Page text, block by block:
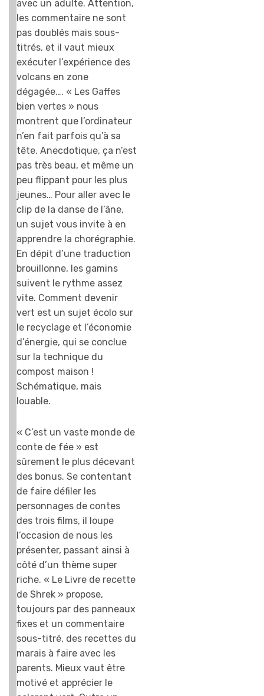
avec un adulte. Attention,
les commentaire ne sont
pas doublés mais sous-
titrés, et il vaut mieux
exécuter l’expérience des
volcans en zone
dégagée…. « Les Gaffes
bien vertes » nous
montrent que l’ordinateur
n’en fait parfois qu’à sa
tête. Anecdotique, ça n’est
pas très beau, et même un
peu flippant pour les plus
jeunes… Pour aller avec le
clip de la danse de l’âne,
un sujet vous invite à en
apprendre la chorégraphie.
En dépit d’une traduction
brouillonne, les gamins
suivent le rythme assez
vite. Comment devenir
vert est un sujet écolo sur
le recyclage et l’économie
d’énergie, qui se conclue
sur la technique du
compost maison !
Schématique, mais
louable.
« C’est un vaste monde de
conte de fée » est
sûrement le plus décevant
des bonus. Se contentant
de faire défiler les
personnages de contes
des trois films, il loupe
l’occasion de nous les
présenter, passant ainsi à
côté d’un thème super
riche. « Le Livre de recette
de Shrek » propose,
toujours par des panneaux
fixes et un commentaire
sous-titré, des recettes du
marais à faire avec les
parents. Mieux vaut être
motivé et apprécier le